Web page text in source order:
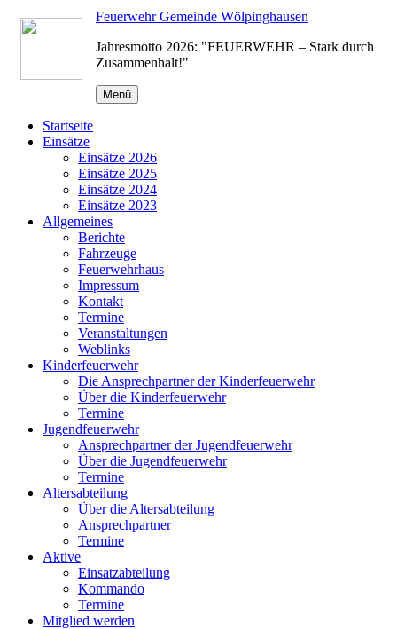
Zum
Inhalt
Feuerwehr Gemeinde Wölpinghausen
Jahresmotto 2026: "FEUERWEHR – Stark durch
Zusammenhalt!"
Menü
Startseite
Einsätze
Einsätze 2026
Einsätze 2025
Einsätze 2024
Einsätze 2023
Allgemeines
Berichte
Fahrzeuge
Feuerwehrhaus
Impressum
Kontakt
Termine
Veranstaltungen
Weblinks
Kinderfeuerwehr
Die Ansprechpartner der Kinderfeuerwehr
Über die Kinderfeuerwehr
Termine
Jugendfeuerwehr
Ansprechpartner der Jugendfeuerwehr
Über die Jugendfeuerwehr
Termine
Altersabteilung
Über die Altersabteilung
Ansprechpartner
Termine
Aktive
Einsatzabteilung
Kommando
Termine
Mitglied werden